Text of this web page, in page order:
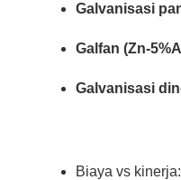
Galvanisasi
Galfan (Zn-
Galvanisasi
Biaya vs